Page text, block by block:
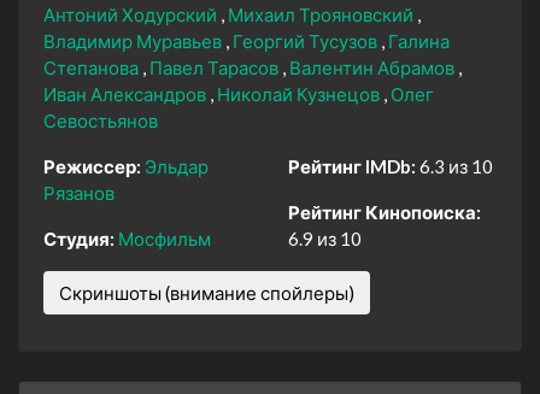
Антоний Ходурский
Михаил Трояновский
Владимир Муравьев Георгий Тусузов Галина
Степанова Павел Тарасов Валентин Абрамов
Иван Александров Николай Кузнецов Олег
Севостьянов
Режиссер: Эльдар
Рязанов
Студия: Мосфильм
Рейтинг IMDb: 6.3 из 10
Рейтинг Кинопоиска:
6.9 из 10
Скриншоты (внимание спойлеры)